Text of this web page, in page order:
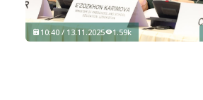
10:40 / 13.11.2025 1.59k